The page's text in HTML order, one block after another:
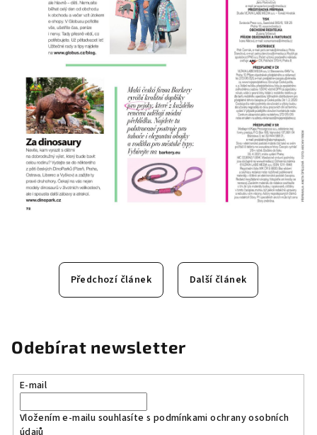
Předchozí článek Další článek
Odebírat newsletter
E-mail
Vložením e-mailu souhlasíte s podmínkami ochrany osobních
údajů